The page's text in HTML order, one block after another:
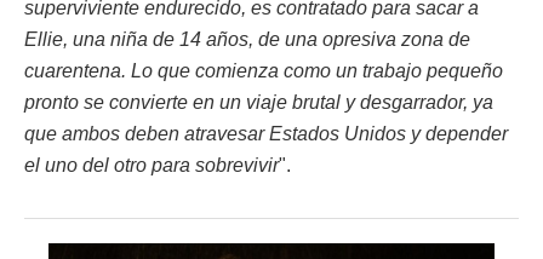
superviviente endurecido, es contratado para sacar a
Ellie, una niña de 14 años, de una opresiva zona de
cuarentena. Lo que comienza como un trabajo pequeño
pronto se convierte en un viaje brutal y desgarrador, ya
que ambos deben atravesar Estados Unidos y depender
el uno del otro para sobrevivir".